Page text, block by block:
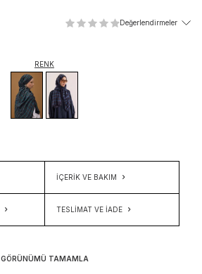
Değerlendirmeler
RENK
İÇERIK VE BAKIM
TESLIMAT VE İADE
GÖRÜNÜMÜ TAMAMLA